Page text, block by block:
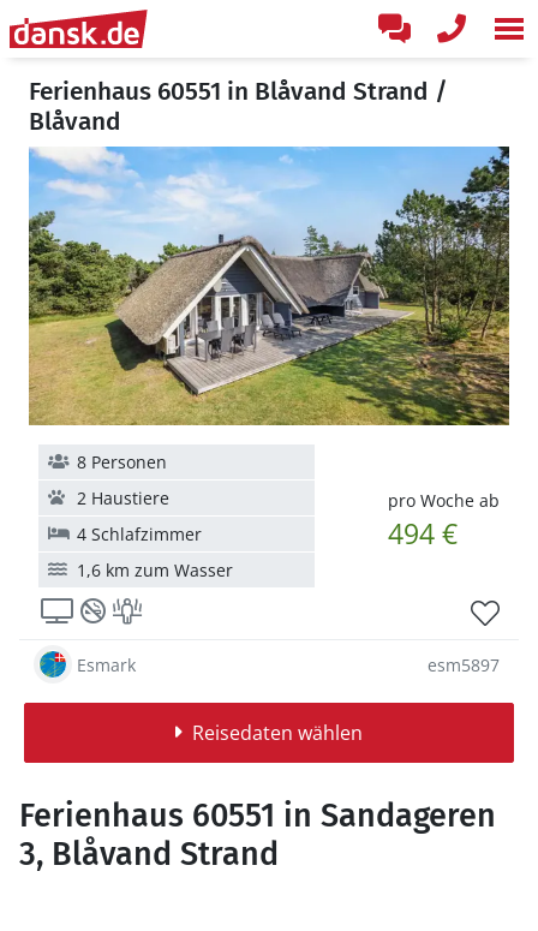
Ferienhaus 60551 in Blåvand Strand /
Blåvand
pro Woche ab
494 €
8 Personen
2 Haustiere
4 Schlafzimmer
1,6 km zum Wasser
Esmark esm5897
Reisedaten wählen
Ferienhaus 60551 in Sandageren
3, Blåvand Strand